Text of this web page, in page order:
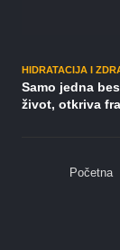
HIDRATACIJA I
Samo jedna
život, otkriva
Početna